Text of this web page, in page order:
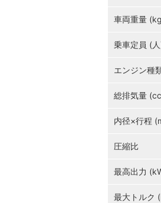
車両重量
乗車定員 (
エンジン種
総排気量
内径×行程
圧縮比
最高出力
最大トルク